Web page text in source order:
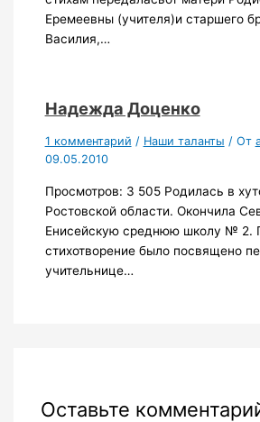
Еремеевны (учителя)и старшего
Василия,…
Надежда Доценко
1 комментарий / Наши таланты / От
09.05.2010
Просмотров: 3 505 Родилась в
Ростовской области. Окончила
Енисейскую среднюю школу № 2.
стихотворение было посвящено
учительнице…
Оставьте